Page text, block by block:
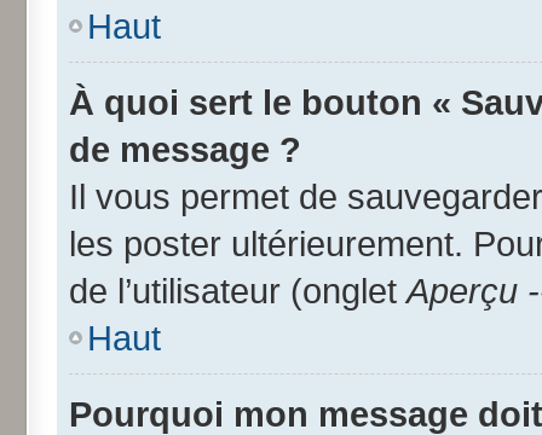
Haut
À quoi sert le bouton «
de message ?
Il vous permet de
les poster ultérieurement.
de l’utilisateur (onglet Aperçu
Haut
Pourquoi mon message